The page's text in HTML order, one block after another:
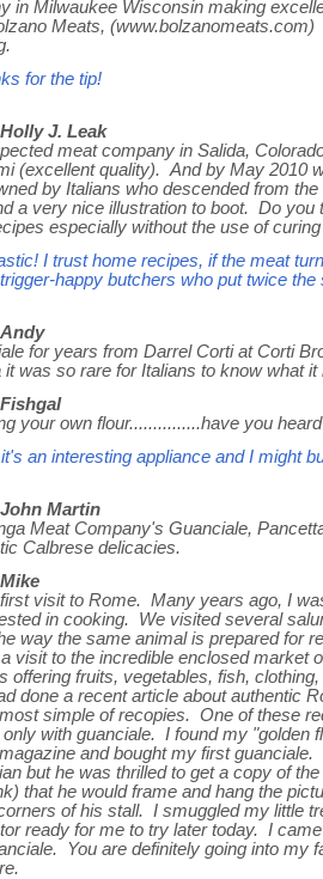
in Milwaukee Wisconsin making
Meats,
for the tip!
Holly J. Leak
meat company in Salida,
(excellent quality). And by May 2010
by Italians who descended from
a very nice illustration to boot. Do you
especially without the use of
I trust home recipes, if the meat
happy butchers who put twice the
Andy
for years from Darrel Corti at Corti
it was so rare for Italians to know what it
Fishgal
your own flour...............have you
an interesting appliance and I might
John Martin
Meat Company's Guanciale,
Calbrese delicacies.
Mike
visit to Rome. Many years ago, I
in cooking. We visited several
way the same animal is prepared for
visit to the incredible enclosed market
offering fruits, vegetables, fish,
done a recent article about authentic
simple of recopies. One of these
with guanciale. I found my "golden
and bought my first
but he was thrilled to get a copy of
that he would frame and hang the
of his stall. I smuggled my little
ready for me to try later today. I
You are definitely going into my